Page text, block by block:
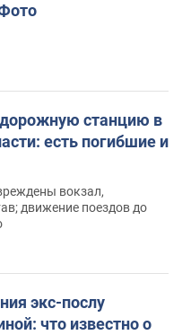
станцию в
есть погибшие и
вокзал,
движение поездов до
экс-послу
что известно о